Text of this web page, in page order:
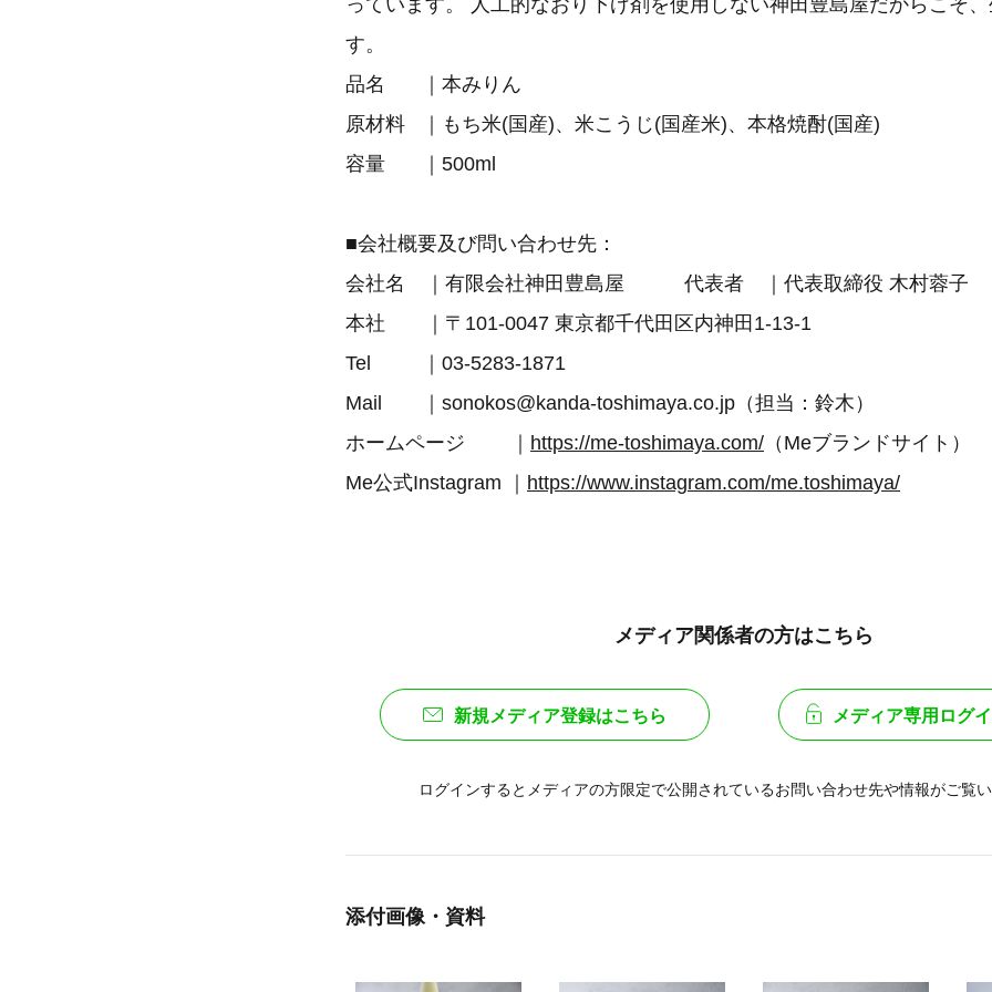
っています。 人工的なおり下げ剤を使用しない神田豊島屋だからこそ
す。
品名 ｜本みりん
原材料 ｜もち米(国産)、米こうじ(国産米)、本格焼酎(国産)
容量 ｜500ml
■会社概要及び問い合わせ先：
会社名 ｜有限会社神田豊島屋 代表者 ｜代表取締役 木村蓉子
本社 ｜〒101-0047 東京都千代田区内神田1-13-1
Tel ｜03-5283-1871
Mail ｜sonokos@kanda-toshimaya.co.jp（担当：鈴木）
ホームページ ｜ https://me-toshimaya.com/ （Meブランドサイト）
Me公式Instagram ｜ https://www.instagram.com/me.toshimaya/
メディア関係者の方はこちら
新規メディア登録はこちら メディア専用ログ
ログインするとメディアの方限定で公開されているお問い合わせ先や情報がご覧
添付画像・資料